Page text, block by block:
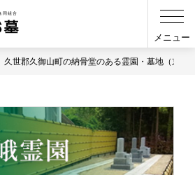
メニュー
久世郡久御山町の納骨堂のある霊園・墓地（京都